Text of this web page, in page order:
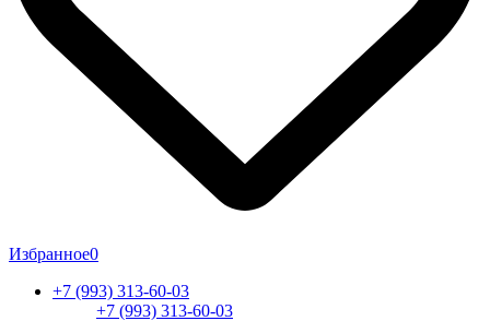
Избранное0
+7 (993) 313-60-03
+7 (993) 313-60-03